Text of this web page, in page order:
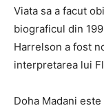
Viata sa a facut
biograficul din
Harrelson a fost
interpretarea lui
Doha Madani